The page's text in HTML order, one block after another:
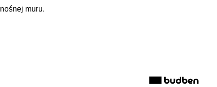
nośnej muru.